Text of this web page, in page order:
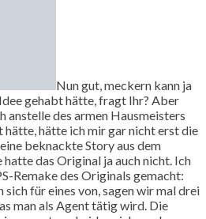
Nun gut, meckern kann ja
gehabt hätte, fragt Ihr? Aber
anstelle des armen Hausmeisters
hätte ich mir gar nicht erst die
beknackte Story aus dem
hatte das Original ja auch nicht. Ich
Remake des Originals gemacht:
sich für eines von, sagen wir mal drei
man als Agent tätig wird. Die